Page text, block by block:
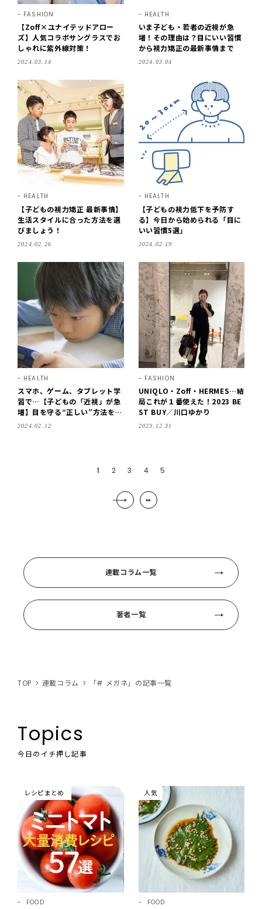
FASHION
【Zoff×ユナイテッドアロー
ズ】人気コラボサングラスでお
しゃれに紫外線対策！
2024.03.14
HEALTH
いま子ども・若者の近視が急
増！その理由は？目にいい習慣
から視力矯正の最新事情まで
2024.03.04
HEALTH
【子どもの視力矯正 最新事情】
生活スタイルに合った方法を選
びましょう！
2024.02.26
HEALTH
【子どもの視力低下を予防す
る】今日から始められる「目に
いい習慣5選」
2024.02.19
HEALTH
スマホ、ゲーム、タブレット学
習で…【子どもの「近視」が急
増】目を守る“正しい”方法をア
ップデート！
2024.02.12
FASHION
UNIQLO・Zoff・HERMES…結
局これが１番使えた！2023 BE
ST BUY／川口ゆかり
2023.12.31
1 2 3 4 5
連載コラム一覧
著者一覧
TOP 連載コラム 「# メガネ」の記事一覧
Topics
今日のイチ押し記事
レシピまとめ
FOOD
人気
FOOD